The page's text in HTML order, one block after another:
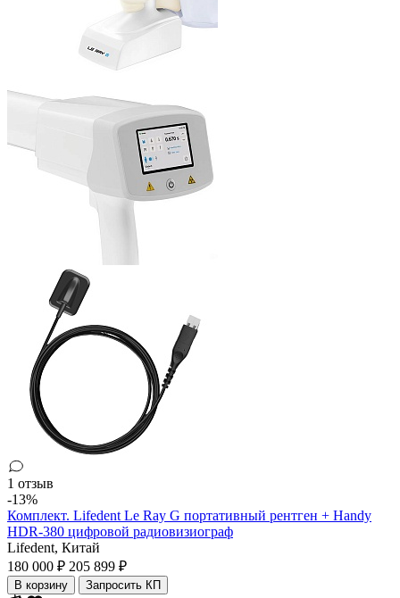
1 отзыв
-13%
Комплект. Lifedent Le Ray G портативный рентген + Handy
HDR-380 цифровой радиовизиограф
Lifedent, Китай
180 000 ₽ 205 899 ₽
В корзину Запросить КП